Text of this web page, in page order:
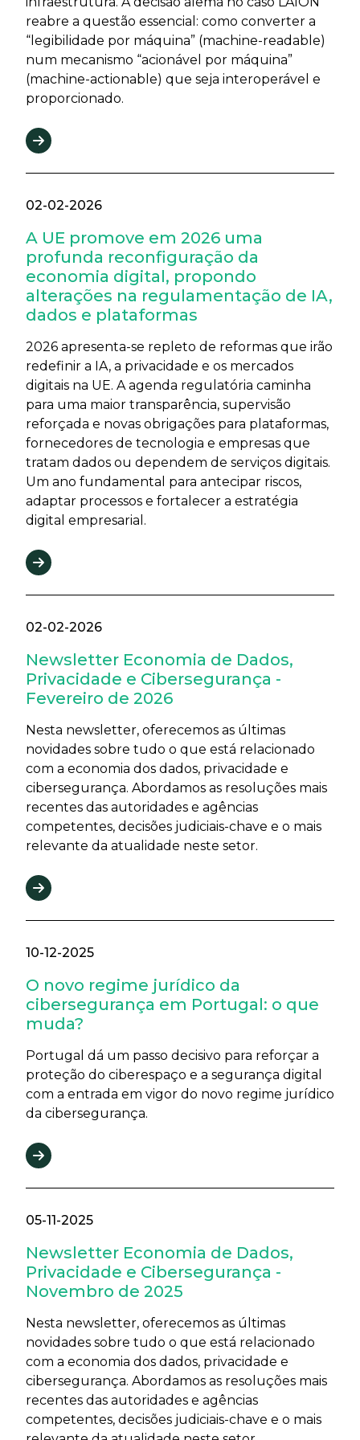
reabre a questão essencial: como converter a
“legibilidade por máquina” (machine-readable)
num mecanismo “acionável por máquina”
(machine-actionable) que seja interoperável e
proporcionado.
02-02-2026
A UE promove em 2026 uma
profunda reconfiguração da
economia digital, propondo
alterações na regulamentação de IA,
dados e plataformas
2026 apresenta-se repleto de reformas que irão
redefinir a IA, a privacidade e os mercados
digitais na UE. A agenda regulatória caminha
para uma maior transparência, supervisão
reforçada e novas obrigações para plataformas,
fornecedores de tecnologia e empresas que
tratam dados ou dependem de serviços digitais.
Um ano fundamental para antecipar riscos,
adaptar processos e fortalecer a estratégia
digital empresarial.
02-02-2026
Newsletter Economia de Dados,
Privacidade e Cibersegurança -
Fevereiro de 2026
Nesta newsletter, oferecemos as últimas
novidades sobre tudo o que está relacionado
com a economia dos dados, privacidade e
cibersegurança. Abordamos as resoluções mais
recentes das autoridades e agências
competentes, decisões judiciais-chave e o mais
relevante da atualidade neste setor.
10-12-2025
O novo regime jurídico da
cibersegurança em Portugal: o que
muda?
Portugal dá um passo decisivo para reforçar a
proteção do ciberespaço e a segurança digital
com a entrada em vigor do novo regime jurídico
da cibersegurança.
05-11-2025
Newsletter Economia de Dados,
Privacidade e Cibersegurança -
Novembro de 2025
Nesta newsletter, oferecemos as últimas
novidades sobre tudo o que está relacionado
com a economia dos dados, privacidade e
cibersegurança. Abordamos as resoluções mais
recentes das autoridades e agências
competentes, decisões judiciais-chave e o mais